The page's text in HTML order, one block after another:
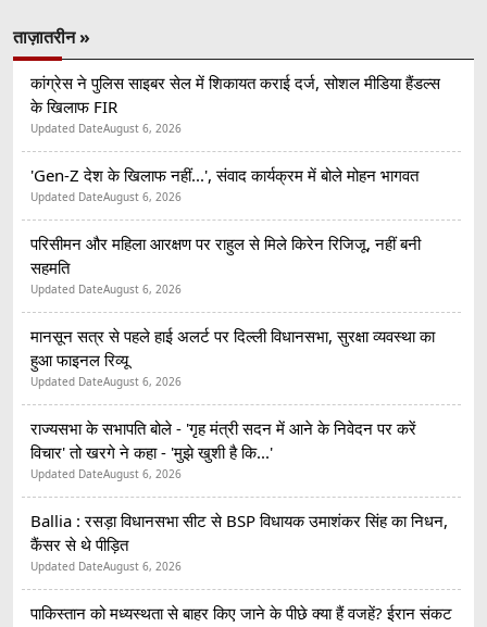
ताज़ातरीन »
कांग्रेस ने पुलिस साइबर सेल में शिकायत कराई दर्ज, सोशल मीडिया हैंडल्स
के खिलाफ FIR
Updated DateAugust 6, 2026
'Gen-Z देश के खिलाफ नहीं...', संवाद कार्यक्रम में बोले मोहन भागवत
Updated DateAugust 6, 2026
परिसीमन और महिला आरक्षण पर राहुल से मिले किरेन रिजिजू, नहीं बनी
सहमति
Updated DateAugust 6, 2026
मानसून सत्र से पहले हाई अलर्ट पर दिल्ली विधानसभा, सुरक्षा व्यवस्था का
हुआ फाइनल रिव्यू
Updated DateAugust 6, 2026
राज्यसभा के सभापति बोले - 'गृह मंत्री सदन में आने के निवेदन पर करें
विचार' तो खरगे ने कहा - 'मुझे खुशी है कि...'
Updated DateAugust 6, 2026
Ballia : रसड़ा विधानसभा सीट से BSP विधायक उमाशंकर सिंह का निधन,
कैंसर से थे पीड़ित
Updated DateAugust 6, 2026
पाकिस्तान को मध्यस्थता से बाहर किए जाने के पीछे क्या हैं वजहें? ईरान संकट